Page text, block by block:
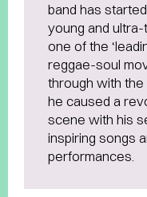
band has
young and
one of the
reggae-soul
through with the
he caused a
scene with his
inspiring songs
performances.